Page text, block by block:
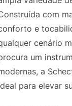
com
e
cenário
um
a
para elevar